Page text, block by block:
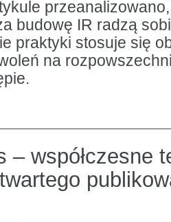
budowę IR radzą
praktyki stosuje się
na
– współczesne